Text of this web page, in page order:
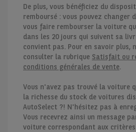
De plus, vous bénéficiez du
remboursé : vous pouvez changer
vous faire rembourser la voiture
dans les 20 jours qui suivent sa
convient pas. Pour en savoir plus,
consulter la rubrique Satisfait ou
conditions générales de vente
Vous n'avez pas trouvé la voiture
la richesse du stock de voitures
AutoSelect ?! N'hésitez pas à
Vous recevrez ainsi un message
voiture correspondant aux critères